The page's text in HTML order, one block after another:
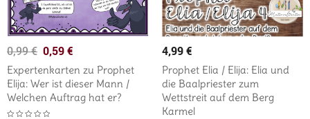
0,99€ 0,59€
Expertenkarten zu Prophet
Elija: Wer ist dieser Mann /
Welchen Auftrag hat er?
4,99€
Prophet Elia / Elija: Elia und
die Baalpriester zum
Wettstreit auf dem Berg
Karmel